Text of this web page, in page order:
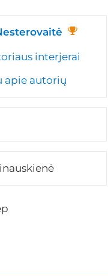
interjerai
apie autorių